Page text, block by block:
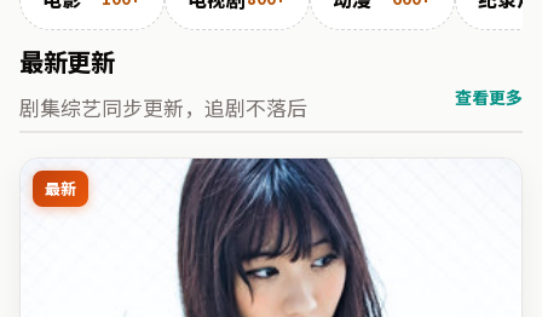
最新更新
剧集综艺同步更新，追剧不落后 查看更多
最新